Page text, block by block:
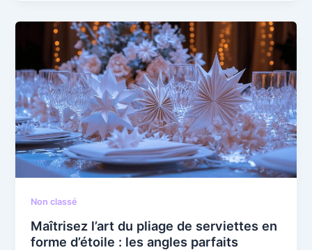
Non classé
Maîtrisez l’art du pliage de serviettes en
forme d’étoile : les angles parfaits